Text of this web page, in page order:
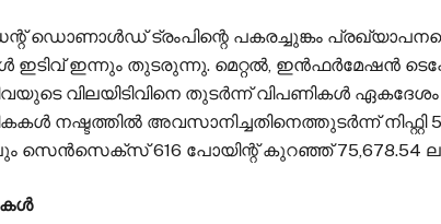
ഡൊണാൾഡ് ട്രംപിന്റെ പകരച്ചുങ്കം
ഇടിവ് ഇന്നും തുടരുന്നു. മെറ്റൽ, ഇൻഫർമേഷൻ
വിലയിടിവിനെ തുടർന്ന് വിപണികൾ ഏകദേശം
നഷ്ടത്തിൽ അവസാനിച്ചതിനെത്തുടർന്ന് നിഫ്റ്റി
ലും സെൻസെക്സ് 616 പോയിന്റ് കുറഞ്ഞ് 75,678.54